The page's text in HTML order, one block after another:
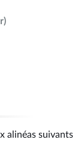
alinéas suivants